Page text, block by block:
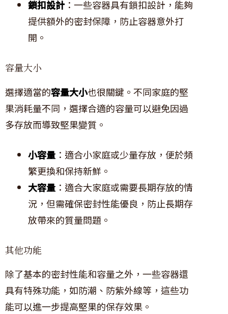
鎖扣設計：一些容器具有鎖扣設計，能夠
提供額外的密封保障，防止容器意外打
開。
容量大小
選擇適當的容量大小也很關鍵。不同家庭的堅
果消耗量不同，選擇合適的容量可以避免因過
多存放而導致堅果變質。
小容量 ：適合小家庭或少量存放，便於頻
繁更換和保持新鮮。
大容量 ：適合大家庭或需要長期存放的情
況，但需確保密封性能優良，防止長期存
放帶來的質量問題。
其他功能
除了基本的密封性能和容量之外，一些容器還
具有特殊功能，如防潮、防紫外線等，這些功
能可以進一步提高堅果的保存效果。